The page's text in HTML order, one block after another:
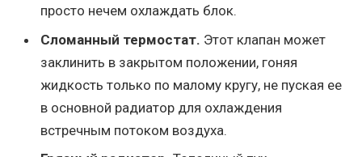
просто нечем охлаждать блок.
Сломанный термостат. Этот клапан может
заклинить в закрытом положении, гоняя
жидкость только по малому кругу, не пуская ее
в основной радиатор для охлаждения
встречным потоком воздуха.